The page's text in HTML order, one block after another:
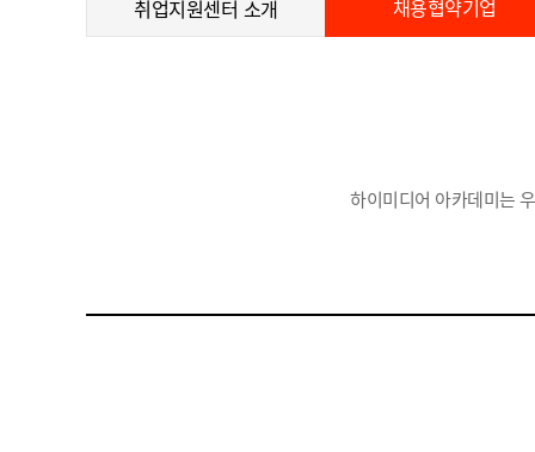
취업지원센터 소개 채용협약기업
하이미디어 아카데미는